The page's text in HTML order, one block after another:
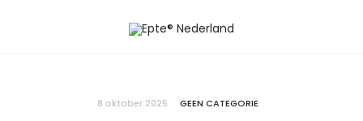
8 oktober 2025 GEEN CATEGORIE